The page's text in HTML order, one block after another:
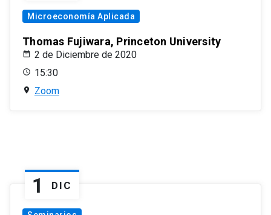
Microeconomía Aplicada
Thomas Fujiwara, Princeton University
2 de Diciembre de 2020
15:30
Zoom
1 DIC